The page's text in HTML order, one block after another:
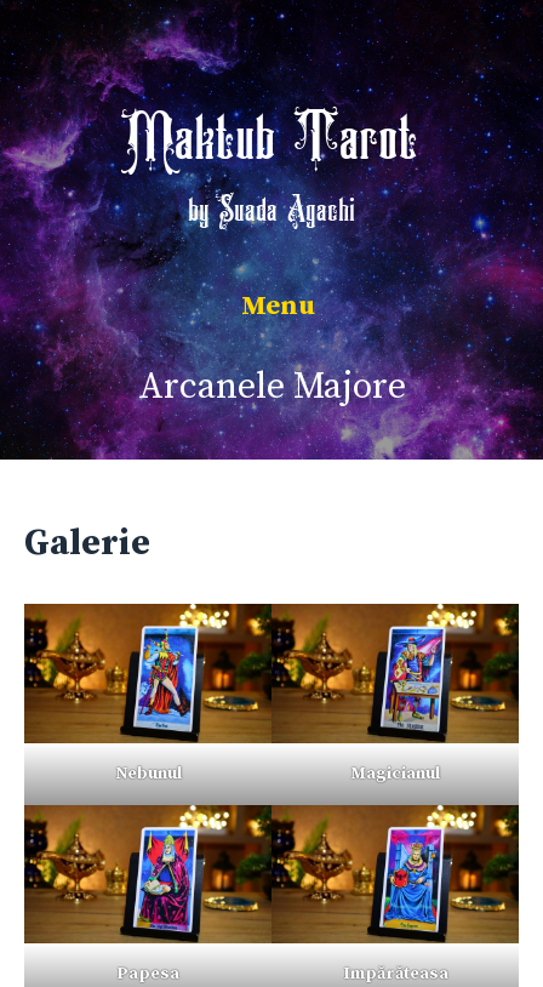
Sari
la
conținut
Maktub Tarot
by Suada Agachi
Meniu
Arcanele Majore
Galerie
Nebunul Magicianul
Papesa Impărăteasa